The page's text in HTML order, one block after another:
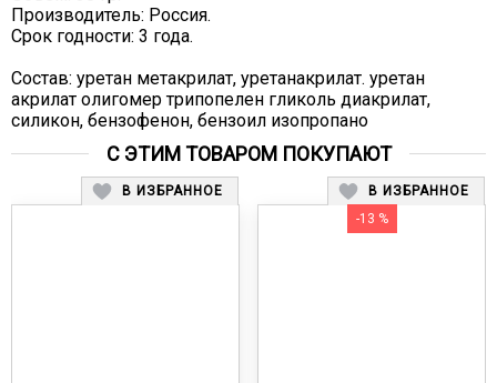
Производитель: Россия.
Срок годности: 3 года.
Состав: уретан метакрилат, уретанакрилат. уретан
акрилат олигомер трипопелен гликоль диакрилат,
силикон, бензофенон, бензоил изопропано
С ЭТИМ ТОВАРОМ ПОКУПАЮТ
В ИЗБРАННОЕ
В ИЗБРАННОЕ
-13 %